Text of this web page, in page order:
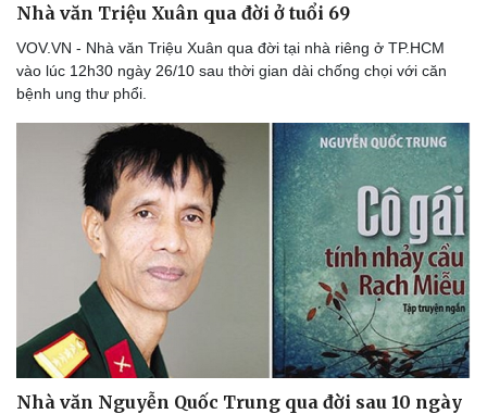
Du lịch
Tư vấn
Câu chuyện thời sự
Đọc truyện đêm khuya
Cửa sổ tình yêu
Kể chuyện cho bé
Hạt giống tâm hồn
Nhà văn Triệu Xuân qua đời ở tuổi 69
VOV.VN - Nhà văn Triệu Xuân qua đời tại nhà riêng ở TP.HCM
vào lúc 12h30 ngày 26/10 sau thời gian dài chống chọi với căn
bệnh ung thư phổi.
Nhà văn Nguyễn Quốc Trung qua đời sau 10 ngày